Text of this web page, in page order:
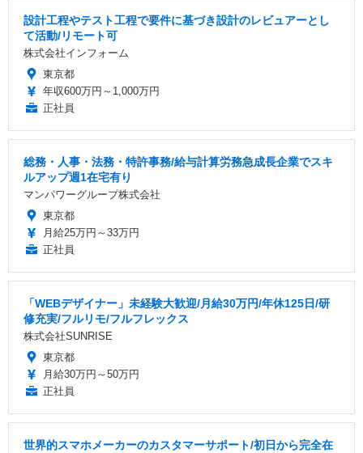
設計工程やテスト工程で要件に基づき設計のレビュアーとし
て活動/リモート可
株式会社インフォーム
東京都
年収600万円～1,000万円
正社員
総務・人事・法務・特許事務/給与計算労務急成長企業でスキ
ルアップ週1在宅有り
マンパワーグループ株式会社
東京都
月給25万円～33万円
正社員
「WEBデザイナー」未経験大歓迎/月給30万円/年休125日/研
修充実/フルリモ/フルフレックス
株式会社SUNRISE
東京都
月給30万円～50万円
正社員
世界的スマホメーカーのカスタマーサポート/初日から完全在